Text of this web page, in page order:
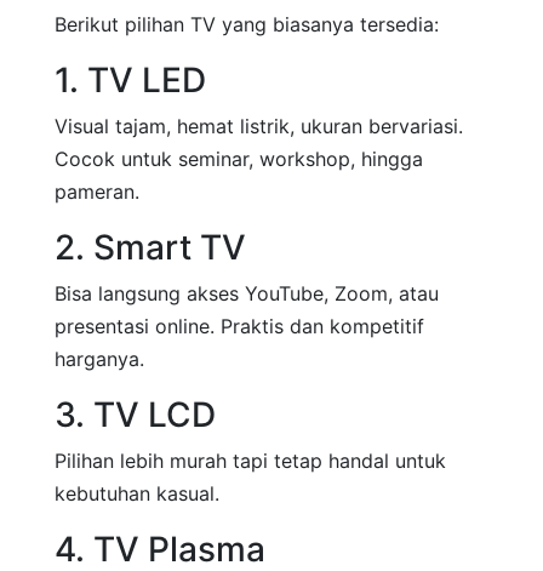
Berikut pilihan TV yang biasanya tersedia:
1. TV LED
Visual tajam, hemat listrik, ukuran bervariasi.
Cocok untuk seminar, workshop, hingga
pameran.
2. Smart TV
Bisa langsung akses YouTube, Zoom, atau
presentasi online. Praktis dan kompetitif
harganya.
3. TV LCD
Pilihan lebih murah tapi tetap handal untuk
kebutuhan kasual.
4. TV Plasma